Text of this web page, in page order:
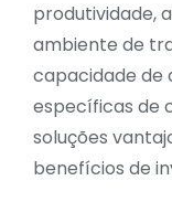
produtividade,
ambiente de
capacidade de
específicas de
soluções
benefícios de